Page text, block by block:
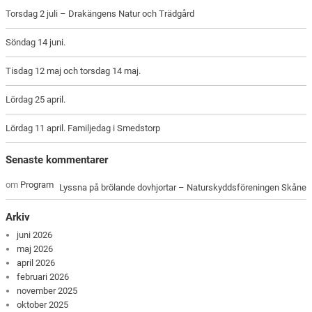
Torsdag 2 juli – Drakängens Natur och Trädgård
Söndag 14 juni.
Tisdag 12 maj och torsdag 14 maj.
Lördag 25 april.
Lördag 11 april. Familjedag i Smedstorp
Senaste kommentarer
Lyssna på brölande dovhjortar – Naturskyddsföreningen Skåne
om Program
Arkiv
juni 2026
maj 2026
april 2026
februari 2026
november 2025
oktober 2025